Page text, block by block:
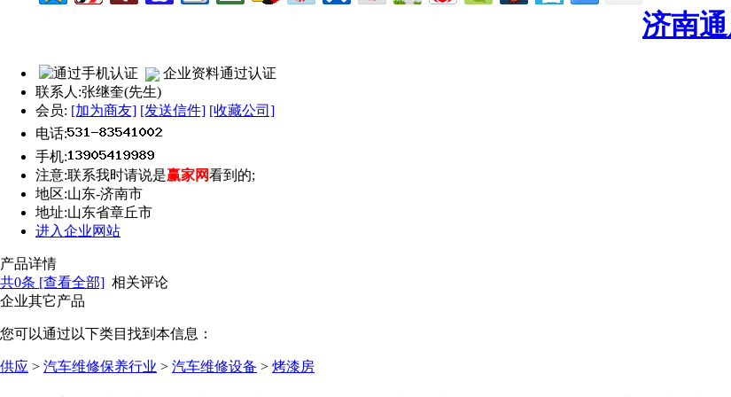
济南
企业资料通过认证
联系人:张继奎(先生)
会员: [加为商友] [发送信件] [收藏公司]
电话:
手机:
注意:联系我时请说是赢家网看到的;
地区:山东-济南市
地址:山东省章丘市
进入企业网站
产品详情
共0条 [查看全部] 相关评论
企业其它产品
您可以通过以下类目找到本信息：
供应 > 汽车维修保养行业 > 汽车维修设备 > 烤漆房